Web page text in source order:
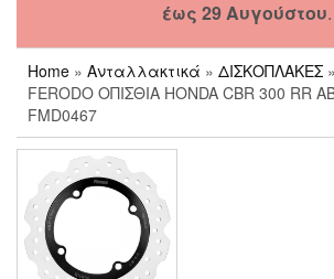
έως 29 Αυγούστου.
Home » Ανταλλακτικά » ΔΙΣΚΟΠΛΑΚΕΣ
FERODO ΟΠΙΣΘΙΑ HONDA CBR 300 RR
FMD0467